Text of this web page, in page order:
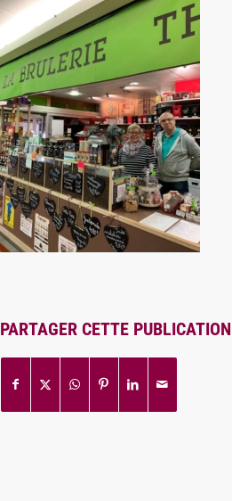
PARTAGER CETTE PUBLICATION